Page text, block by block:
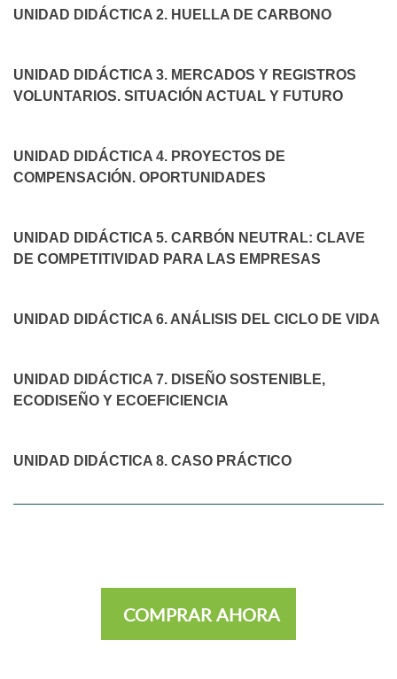
UNIDAD DIDÁCTICA 2. HUELLA DE CARBONO
UNIDAD DIDÁCTICA 3. MERCADOS Y REGISTROS
VOLUNTARIOS. SITUACIÓN ACTUAL Y FUTURO
UNIDAD DIDÁCTICA 4. PROYECTOS DE
COMPENSACIÓN. OPORTUNIDADES
UNIDAD DIDÁCTICA 5. CARBÓN NEUTRAL: CLAVE
DE COMPETITIVIDAD PARA LAS EMPRESAS
UNIDAD DIDÁCTICA 6. ANÁLISIS DEL CICLO DE VIDA
UNIDAD DIDÁCTICA 7. DISEÑO SOSTENIBLE,
ECODISEÑO Y ECOEFICIENCIA
UNIDAD DIDÁCTICA 8. CASO PRÁCTICO
COMPRAR AHORA